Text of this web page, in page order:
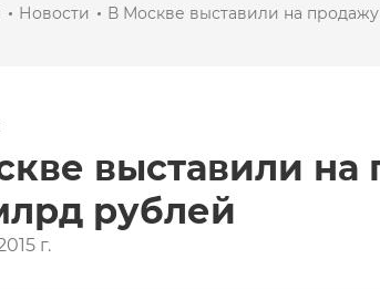
Новости В Москве выставили на
выставили на
рублей
г.